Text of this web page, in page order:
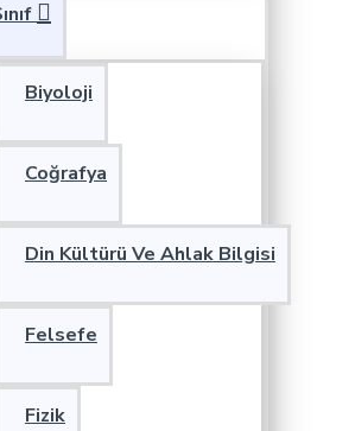
Biyoloji
Coğrafya
Din Kültürü Ve Ahlak Bilgisi
Felsefe
Fizik